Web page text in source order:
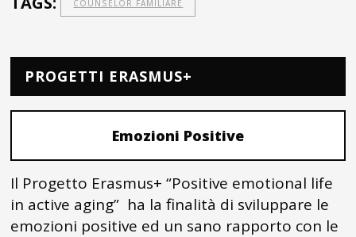
COUNSELOR FAMILIARE
PROGETTI ERASMUS+
Emozioni Positive
Il Progetto Erasmus+ “Positive emotional life
in active aging” ha la finalità di sviluppare le
emozioni positive ed un sano rapporto con le